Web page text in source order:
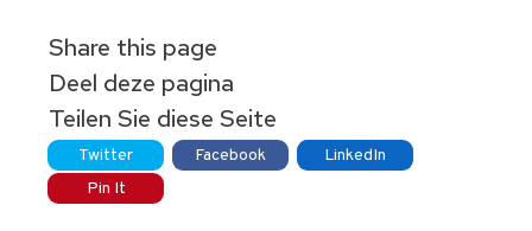
Share this page
Deel deze pagina
Teilen Sie diese Seite
Twitter Facebook
LinkedIn
Pin It